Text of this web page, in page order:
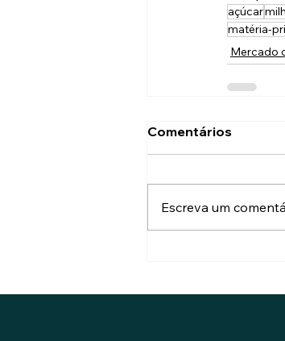
açúcar
matéria-
Mercado
Comentários
Escreva um